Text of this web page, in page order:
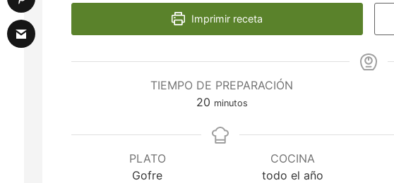
Imprimir receta
TIEMPO DE PREPARACIÓN
20minutos
minutos
PLATO
Gofre
COCINA
todo el año